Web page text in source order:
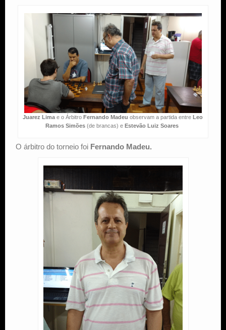
Juarez Lima e o ÁrbitroFernando Madeu observam a partida entreLeo
Ramos Simões (de brancas) eEstevão Luiz Soares
O árbitro do torneio foi Fernando Madeu.